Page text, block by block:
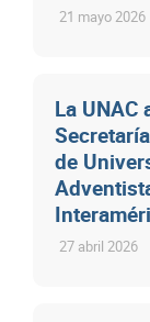
21 mayo 2026
La UNAC
de
27 abril 2026